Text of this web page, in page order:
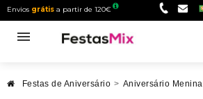
Envios grátis a partir de 120€
Festas de Aniversário > Aniversário Menina